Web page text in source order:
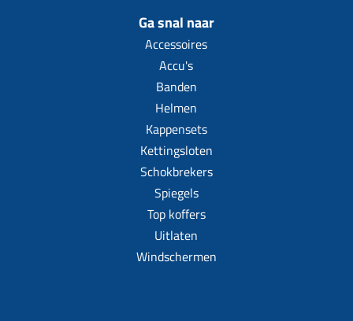
Waterpomp (delen)
Ga snal naar
Accessoires
Accu's
Banden
Helmen
Kappensets
Kettingsloten
Schokbrekers
Spiegels
Top koffers
Uitlaten
Windschermen